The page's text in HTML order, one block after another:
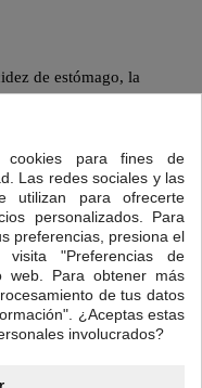
de estómago, la
las dermatitis o la
sodio, magnesio, calcio,
que ayuda a
el sueño.
para fines de
Las redes sociales y las
utilizan para ofrecerte
personalizados. Para
preferencias, presiona el
visita "Preferencias de
web. Para obtener más
de tus datos
¿Aceptas estas
involucrados?